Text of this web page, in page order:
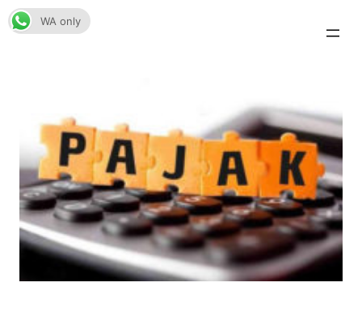
Skip
to
WA only